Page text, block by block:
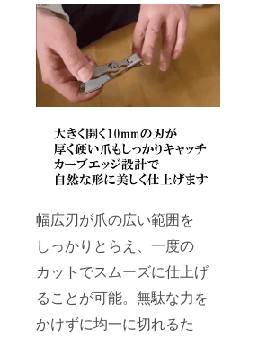
幅広刃が爪の広い範囲を
しっかりとらえ、一度の
カットでスムーズに仕上げ
ることが可能。無駄な力を
かけずに均一に切れるた